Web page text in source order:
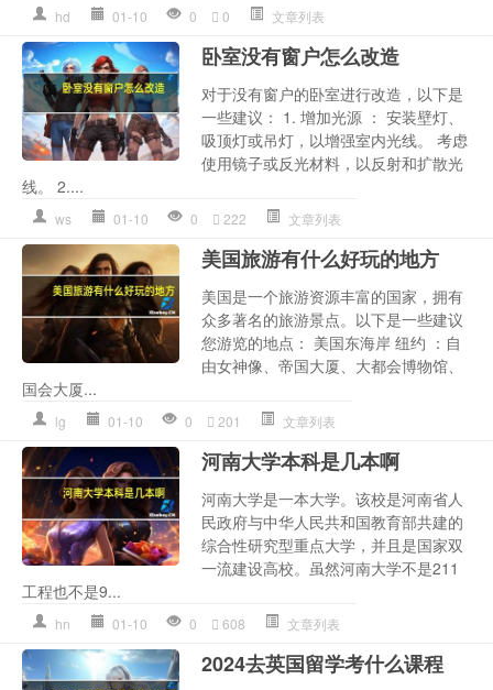
hd 01-10 0 0 文章列表
卧室没有窗户怎么改造
对于没有窗户的卧室进行改造，以下是
一些建议： 1. 增加光源 ： 安装壁灯、
吸顶灯或吊灯，以增强室内光线。 考虑
使用镜子或反光材料，以反射和扩散光
线。 2....
ws 01-10 0 222 文章列表
美国旅游有什么好玩的地方
美国是一个旅游资源丰富的国家，拥有
众多著名的旅游景点。以下是一些建议
您游览的地点： 美国东海岸 纽约 ：自
由女神像、帝国大厦、大都会博物馆、
国会大厦...
lg 01-10 0 201 文章列表
河南大学本科是几本啊
河南大学是一本大学。该校是河南省人
民政府与中华人民共和国教育部共建的
综合性研究型重点大学，并且是国家双
一流建设高校。虽然河南大学不是211
工程也不是9...
hn 01-10 0 608 文章列表
2024去英国留学考什么课程